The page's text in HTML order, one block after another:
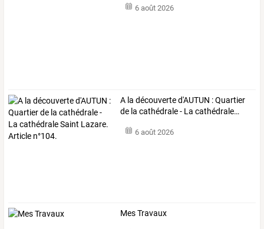
6 août 2026
A la découverted'AUTUN :Quartier
de la cathédrale- La cathédrale…
6 août 2026
Mes Travaux